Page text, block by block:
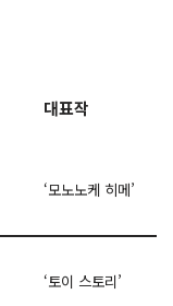
대표작
‘모노노케 히메’
‘토이 스토리’